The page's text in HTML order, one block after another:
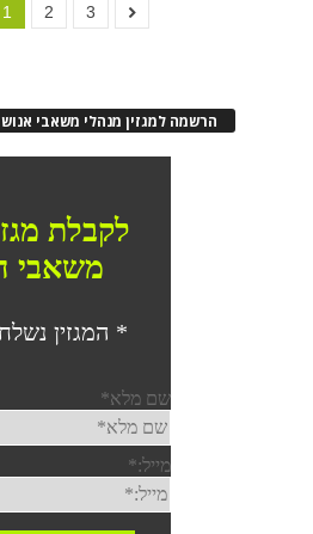
1 2 3
הרשמה למגזין מנהלי משאבי אנוש